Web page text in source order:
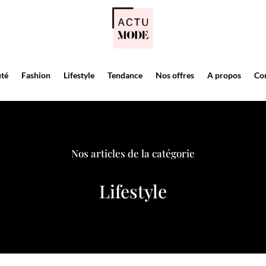
Fashion Lifestyle Tendance Nos offres A propos
Tendance
Nos articles de la catégorie
Lifestyle